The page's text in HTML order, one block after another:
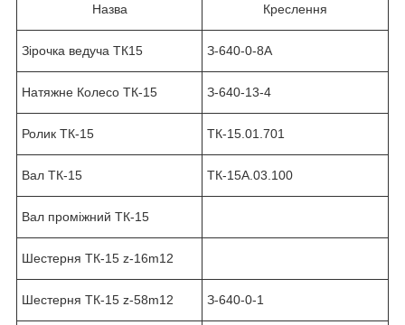
Назва Креслення
Зірочка ведуча ТК15 З-640-0-8А
Натяжне Колесо ТК-15 З-640-13-4
Ролик ТК-15 ТК-15.01.701
Вал ТК-15 ТК-15А.03.100
Вал проміжний ТК-15
Шестерня ТК-15 z-16m12
Шестерня ТК-15 z-58m12 З-640-0-1